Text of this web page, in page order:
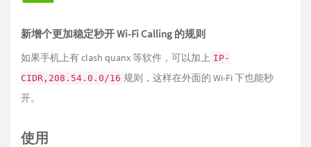
新增个更加稳定秒开 Wi-Fi Calling 的规则
如果手机上有 clash quanx 等软件，可以加上 IP-
CIDR,208.54.0.0/16 规则，这样在外面的 Wi-Fi 下也能秒
开。
使用